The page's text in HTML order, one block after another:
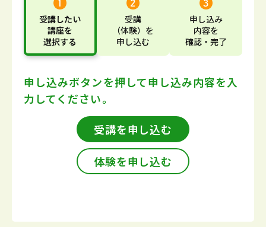
受講したい
講座を
選択する
受講
（体験） を
申し込む
申し込み
内容を
確認・完了
申し込みボタンを押して申し込み内容を入
力してください。
受講を申し込む
体験を申し込む